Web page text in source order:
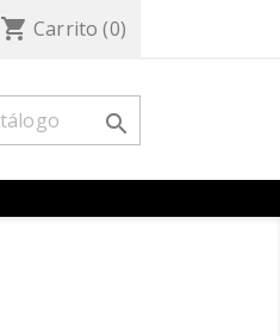
shopping_cart Carrito (0)
